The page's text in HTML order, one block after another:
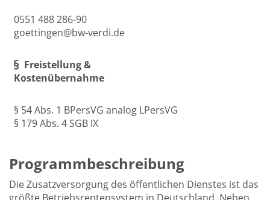
0551 488 286-90
goettingen@bw-verdi.de
Freistellung &
Kostenübernahme
§ 54 Abs. 1 BPersVG analog LPersVG
§ 179 Abs. 4 SGB IX
Programmbeschreibung
Die Zusatzversorgung des öffentlichen Dienstes ist das